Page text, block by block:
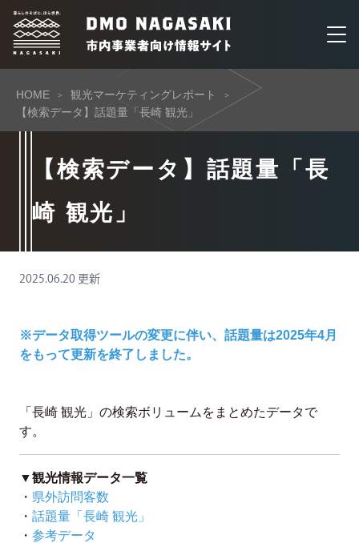
HOME
観光マーケティングレポート
【検索データ】話題量「長崎 観光」
【検索データ】話題量「長
崎 観光」
2025.06.20 更新
※データ取得ツールの変更に伴い、話題量は2025年4月
をもって更新を終了しました。
「長崎 観光」の検索ボリュームをまとめたデータで
す。
▼観光情報データ一覧
・ 県外訪問客数
・ 話題量「長崎 観光」
・ 参考データ